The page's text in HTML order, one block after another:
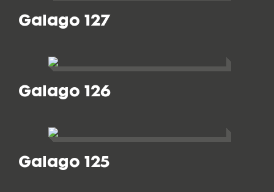
Galago 127
Galago 126
Galago 125